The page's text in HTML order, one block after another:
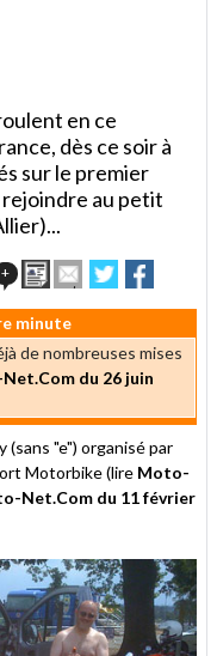
en ce
dès ce soir à
sur le premier
au petit
+ ImprimerEnvoyer
cet
article
à
un
ami
Partager
sur
Twitter
sur
Facebook
minute
de nombreuses mises
du 26 juin
"e") organisé par
Motorbike (lire Moto-
Net.Com du 11 février